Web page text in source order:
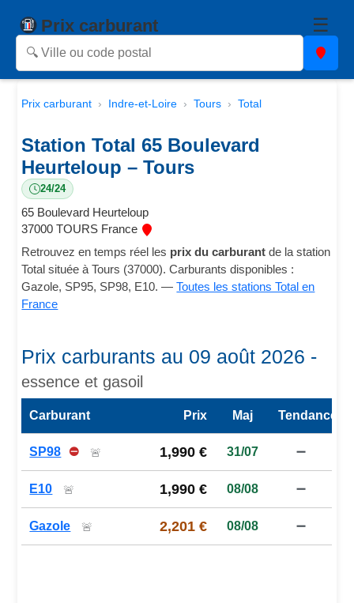
Prix carburant ☰
Prix carburant Indre-et-Loire Tours Total
Station Total 65 Boulevard
Heurteloup – Tours
24/24
65 Boulevard Heurteloup
37000 TOURS France
Retrouvez en temps réel les prix du carburant de la station
Total située à Tours (37000). Carburants disponibles :
Gazole, SP95, SP98, E10. —Toutes les stations Total en
France
Prix carburants au 09 août 2026 -
essence et gasoil
Carburant Prix Maj Tendance
SP98 ⛔ 🚨 1,990 € 31/07 ➖
E10 🚨 1,990 € 08/08 ➖
Gazole 🚨 2,201 € 08/08 ➖